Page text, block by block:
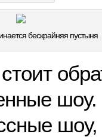
бескрайняя пустыня
шоу,